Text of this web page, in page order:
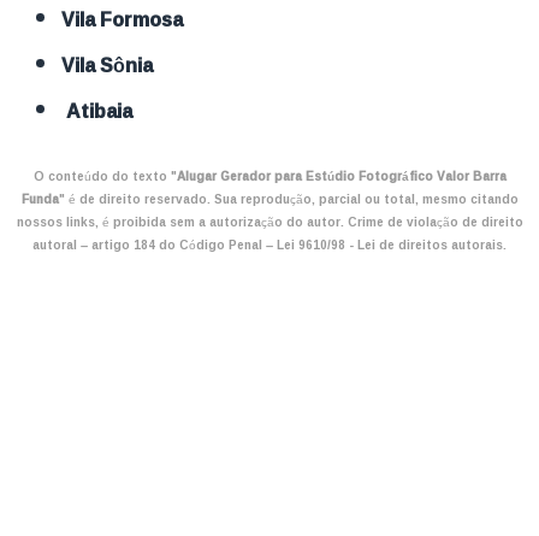
Vila Formosa
Vila Sônia
Atibaia
O conteúdo do texto "Alugar Gerador para Estúdio Fotográfico Valor Barra
Funda" é de direito reservado. Sua reprodução, parcial ou total, mesmo citando
nossos links, é proibida sem a autorização do autor. Crime de violação de direito
autoral – artigo 184 do Código Penal –Lei 9610/98 - Lei de direitos autorais.